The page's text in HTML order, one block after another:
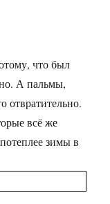
что был
А пальмы,
отвратительно.
всё же
зимы в